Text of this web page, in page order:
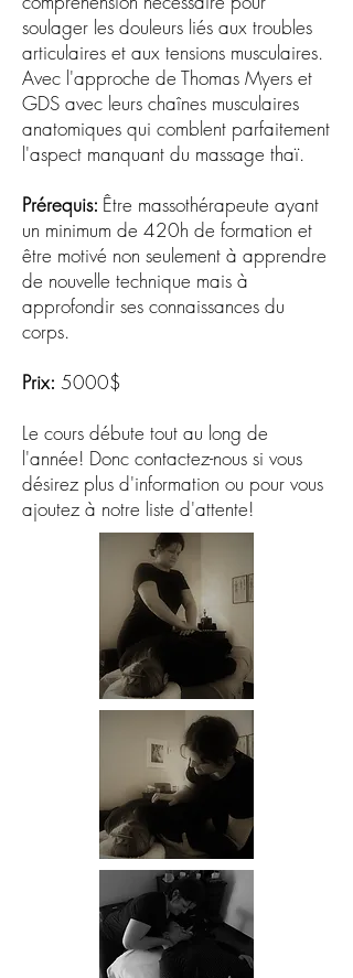
soulager les douleurs liés aux troubles
articulaires et aux tensions musculaires.
Avec l'approche de Thomas Myers et
GDS avec leurs chaînes musculaires
anatomiques qui comblent parfaitement
l'aspect manquant du massage thaï.
Prérequis: Être massothérapeute ayant
un minimum de 420h de formation et
être motivé non seulement à apprendre
de nouvelle technique mais à
approfondir ses connaissances du
corps.
Prix: 5000$
Le cours débute tout au long de
l'année! Donc contactez-nous si vous
désirez plus d'information ou pour vous
ajoutez à notre liste d'attente!